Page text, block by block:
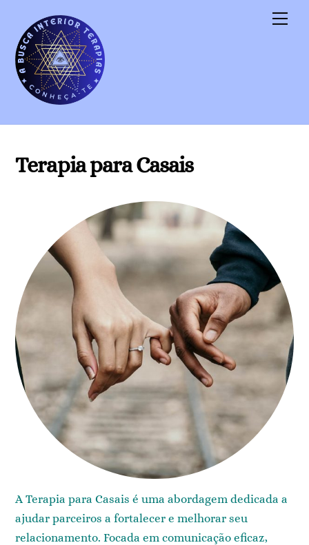
content
Terapia para Casais
A Terapia para Casais é uma abordagem dedicada a
ajudar parceiros a fortalecer e melhorar seu
relacionamento. Focada em comunicação eficaz,